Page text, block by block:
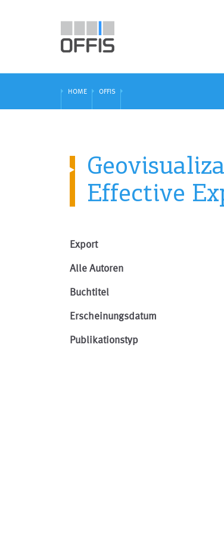
HOME OFFIS
Effective
Export
Alle Autoren
Buchtitel
Erscheinungsdatum
Publikationstyp